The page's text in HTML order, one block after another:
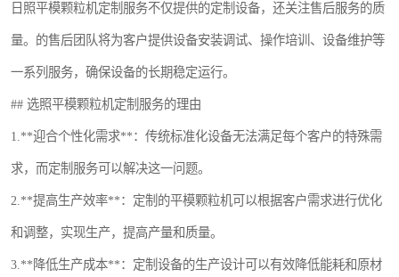
日照平模颗粒机定制服务不仅提供的定制设备，还关注售后服务的质
量。的售后团队将为客户提供设备安装调试、操作培训、设备维护等
一系列服务，确保设备的长期稳定运行。
## 选照平模颗粒机定制服务的理由
1.**迎合个性化需求**：传统标准化设备无法满足每个客户的特殊需
求，而定制服务可以解决这一问题。
2.**提高生产效率**：定制的平模颗粒机可以根据客户需求进行优化
和调整，实现生产，提高产量和质量。
3.**降低生产成本**：定制设备的生产设计可以有效降低能耗和原材